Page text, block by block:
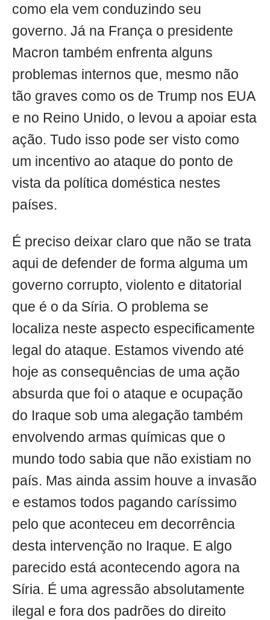
como ela vem conduzindo seu
governo. Já na França o presidente
Macron também enfrenta alguns
problemas internos que, mesmo não
tão graves como os de Trump nos EUA
e no Reino Unido, o levou a apoiar esta
ação. Tudo isso pode ser visto como
um incentivo ao ataque do ponto de
vista da política doméstica nestes
países.
É preciso deixar claro que não se trata
aqui de defender de forma alguma um
governo corrupto, violento e ditatorial
que é o da Síria. O problema se
localiza neste aspecto especificamente
legal do ataque. Estamos vivendo até
hoje as consequências de uma ação
absurda que foi o ataque e ocupação
do Iraque sob uma alegação também
envolvendo armas químicas que o
mundo todo sabia que não existiam no
país. Mas ainda assim houve a invasão
e estamos todos pagando caríssimo
pelo que aconteceu em decorrência
desta intervenção no Iraque. E algo
parecido está acontecendo agora na
Síria. É uma agressão absolutamente
ilegal e fora dos padrões do direito